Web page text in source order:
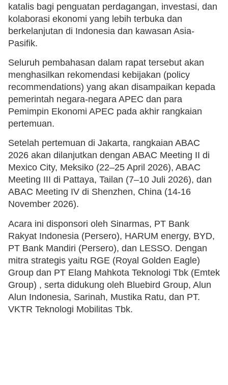
katalis bagi penguatan perdagangan, investasi, dan
kolaborasi ekonomi yang lebih terbuka dan
berkelanjutan di Indonesia dan kawasan Asia-
Pasifik.
Seluruh pembahasan dalam rapat tersebut akan
menghasilkan rekomendasi kebijakan (policy
recommendations) yang akan disampaikan kepada
pemerintah negara-negara APEC dan para
Pemimpin Ekonomi APEC pada akhir rangkaian
pertemuan.
Setelah pertemuan di Jakarta, rangkaian ABAC
2026 akan dilanjutkan dengan ABAC Meeting II di
Mexico City, Meksiko (22–25 April 2026), ABAC
Meeting III di Pattaya, Tailan (7–10 Juli 2026), dan
ABAC Meeting IV di Shenzhen, China (14-16
November 2026).
Acara ini disponsori oleh Sinarmas, PT Bank
Rakyat Indonesia (Persero), HARUM energy, BYD,
PT Bank Mandiri (Persero), dan LESSO. Dengan
mitra strategis yaitu RGE (Royal Golden Eagle)
Group dan PT Elang Mahkota Teknologi Tbk (Emtek
Group) , serta didukung oleh Bluebird Group, Alun
Alun Indonesia, Sarinah, Mustika Ratu, dan PT.
VKTR Teknologi Mobilitas Tbk.